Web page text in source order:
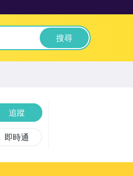
搜尋
追蹤
即時通